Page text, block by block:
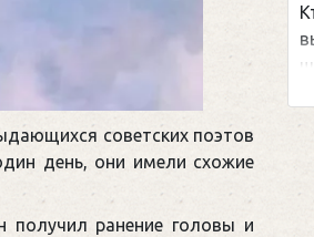
советских поэтов
день, они имели схожие
ранение головы и
Кто из
выход